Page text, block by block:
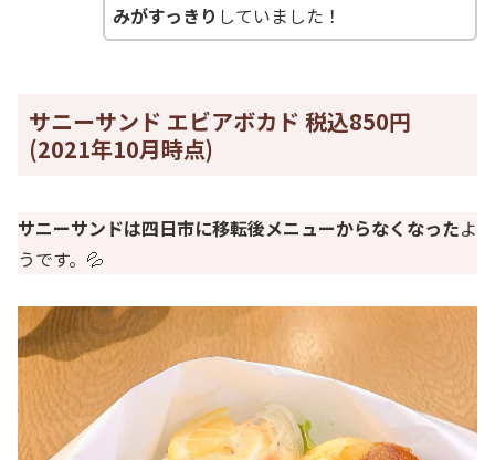
みがすっきり していました！
サニーサンド エビアボカド 税込850円
(2021年10月時点)
サニーサンドは四日市に移転後メニューからなくなったよ
うです。💦